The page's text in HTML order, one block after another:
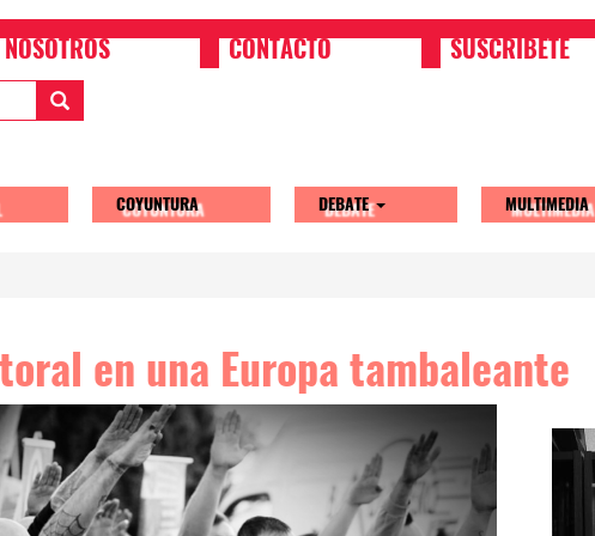
NOSOTROS CONTACTO SUSCRIBETE
COYUNTURA DEBATE MULTIMEDIA
en una Europa tambaleante